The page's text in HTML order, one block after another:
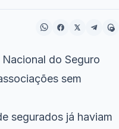
do Seguro
sem
segurados já haviam